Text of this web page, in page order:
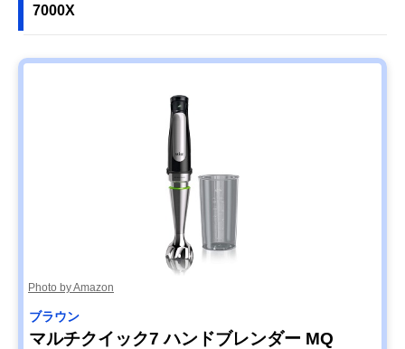
ドレス充電式ハン
7000X
Photo by Amazon
ブラウン
マルチクイック7 ハンドブレンダー MQ